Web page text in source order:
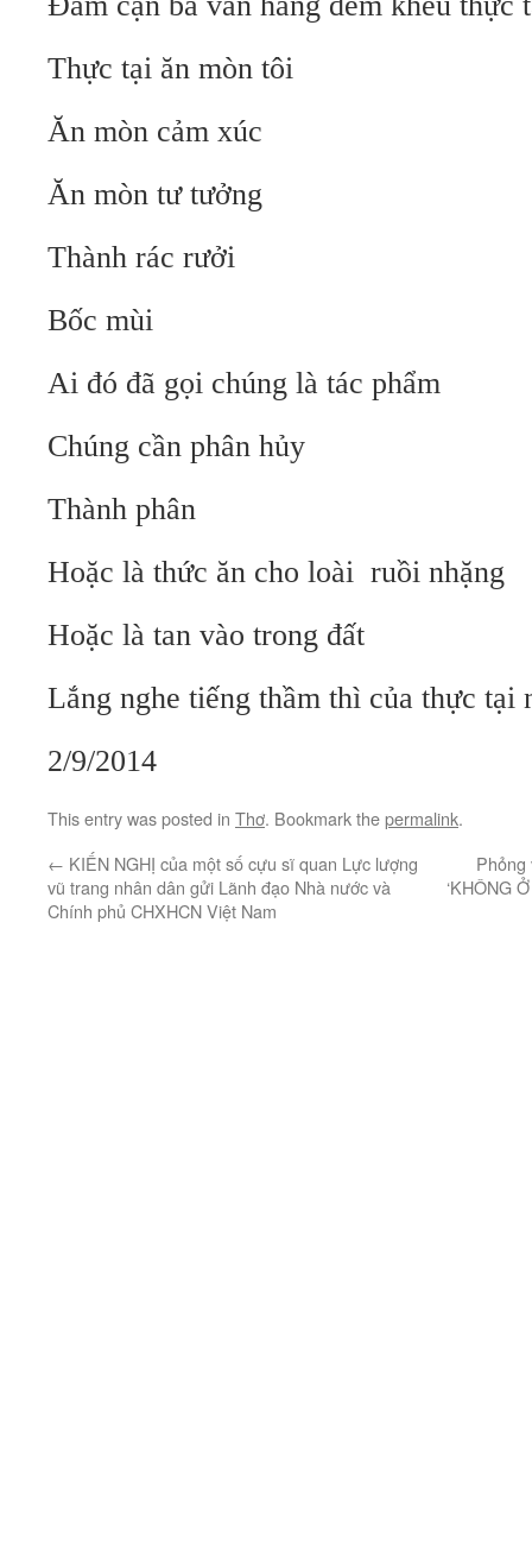
Thực tại ăn mòn tôi
Ăn mòn cảm xúc
Ăn mòn tư tưởng
Thành rác rưởi
Bốc mùi
Ai đó đã gọi chúng là tác phẩm
Chúng cần phân hủy
Thành phân
Hoặc là thức ăn cho loài ruồi nhặng
Hoặc là tan vào trong đất
Lắng nghe tiếng thầm thì của thực
2/9/2014
This entry was posted in Thơ. Bookmark thepermalink.
← KIẾN NGHỊ của một số cựu sĩ quan Lực lượng
vũ trang nhân dân gửi Lãnh đạo Nhà nước và
Chính phủ CHXHCN Việt Nam
Phỏng
‘KHÔNG